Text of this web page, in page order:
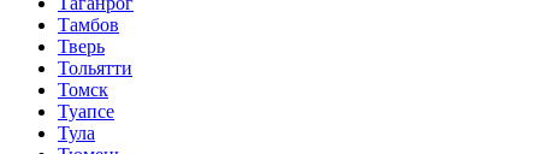
Тамбов
Тверь
Тольятти
Томск
Туапсе
Тула